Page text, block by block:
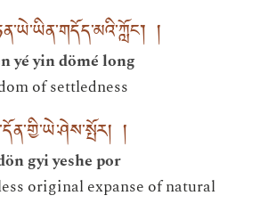
།
yé yin dömé long
of settledness
།
gyi yeshe por
original expanse of natural